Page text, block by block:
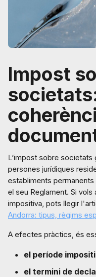
Impost
L’impost sobre societats
persones jurídiques
establiments permanents
el seu Reglament. Si
impositiva, pots llegir
Andorra: tipus, règims
A efectes pràctics, és
el període
el termini de